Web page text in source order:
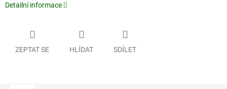
Detailní informace
ZEPTAT SE HLÍDAT SDÍLET